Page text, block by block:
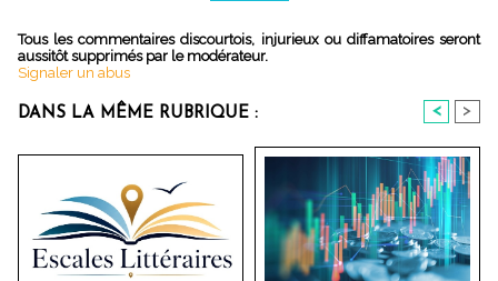
Tous les commentaires discourtois, injurieux ou diffamatoires seront
aussitôt supprimés par le modérateur.
Signaler un abus
DANS LA MÊME RUBRIQUE : < >